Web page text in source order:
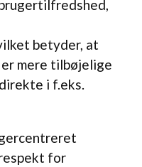
betyder, at
mere tilbøjelige
i f.eks.
for